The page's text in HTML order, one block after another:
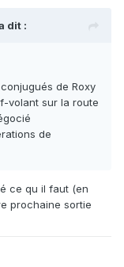
dit :
de Roxy
volant sur la route
de
ce qu il faut (en
prochaine sortie